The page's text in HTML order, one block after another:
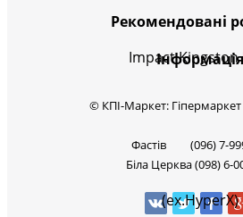
Рекомендовані
Інформація
© КПІ-Маркет: Гіпермаркет
Фастів (096) 7-
Біла Церква (098) 6-